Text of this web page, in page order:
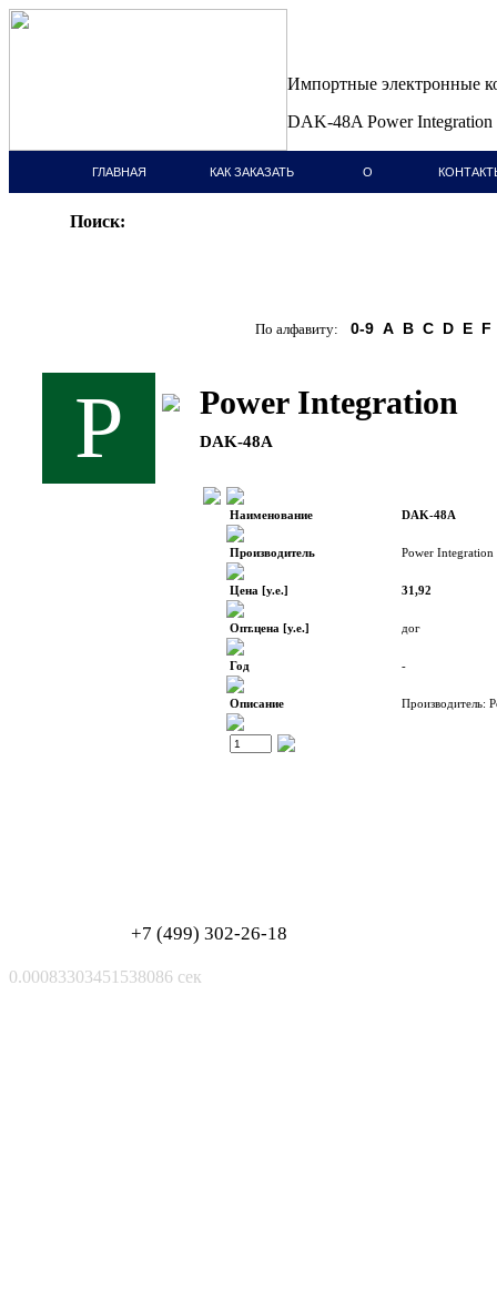
Импортные электронные
DAK-48A Power Integration
ГЛАВНАЯ КАК ЗАКАЗАТЬ О
Поиск:
По алфавиту: 0-9 A B C D E F
P Power Integration
DAK-48A
Наименование DAK-48A
Производитель Power Integration
Цена [у.е.] 31,92
Опт.цена [у.е.] дог
Год -
Описание Производитель:
+7 (499) 302-26-18
0.00083303451538086 сек